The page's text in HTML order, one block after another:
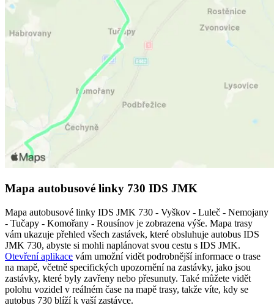
Mapa autobusové linky 730 IDS JMK
Mapa autobusové linky IDS JMK 730 - Vyškov - Luleč - Nemojany
- Tučapy - Komořany - Rousínov je zobrazena výše. Mapa trasy
vám ukazuje přehled všech zastávek, které obsluhuje autobus IDS
JMK 730, abyste si mohli naplánovat svou cestu s IDS JMK.
Otevření aplikace vám umožní vidět podrobnější informace o trase
na mapě, včetně specifických upozornění na zastávky, jako jsou
zastávky, které byly zavřeny nebo přesunuty. Také můžete vidět
polohu vozidel v reálném čase na mapě trasy, takže víte, kdy se
autobus 730 blíží k vaší zastávce.